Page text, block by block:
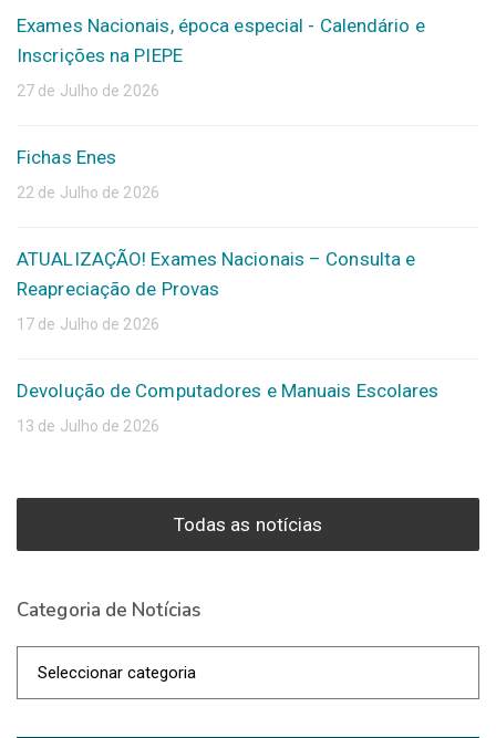
Exames Nacionais, época especial - Calendário e
Inscrições na PIEPE
27 de Julho de 2026
Fichas Enes
22 de Julho de 2026
ATUALIZAÇÃO! Exames Nacionais – Consulta e
Reapreciação de Provas
17 de Julho de 2026
Devolução de Computadores e Manuais Escolares
13 de Julho de 2026
Todas as notícias
Categoria de Notícias